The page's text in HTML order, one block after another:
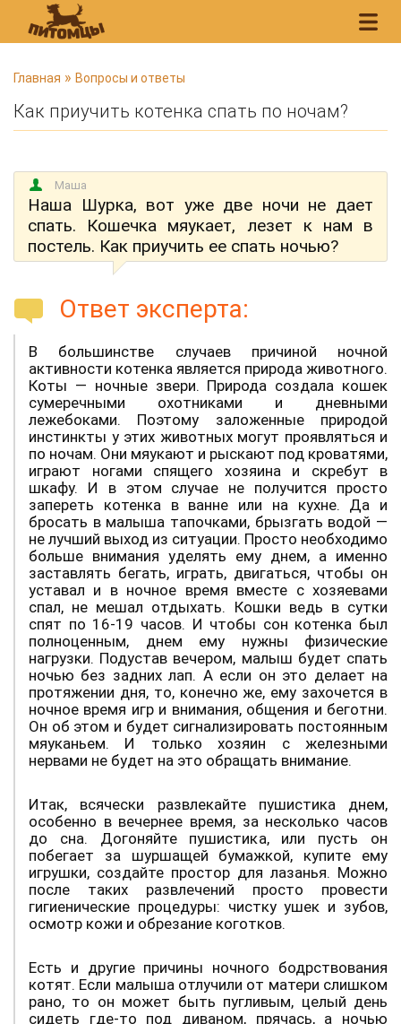
В
ы
з
е
Главная » Вопросы и ответы
Как приучить котенка спать по ночам?
Маша
Наша Шурка, вот уже две ночи не дает
спать. Кошечка мяукает, лезет к нам в
постель. Как приучить ее спать ночью?
Ответ эксперта:
В большинстве случаев причиной ночной
активности котенка является природа животного.
Коты — ночные звери. Природа создала кошек
сумеречными охотниками и дневными
лежебоками. Поэтому заложенные природой
инстинкты у этих животных могут проявляться и
по ночам. Они мяукают и рыскают под кроватями,
играют ногами спящего хозяина и скребут в
шкафу. И в этом случае не получится просто
запереть котенка в ванне или на кухне. Да и
бросать в малыша тапочками, брызгать водой —
не лучший выход из ситуации. Просто необходимо
больше внимания уделять ему днем, а именно
заставлять бегать, играть, двигаться, чтобы он
уставал и в ночное время вместе с хозяевами
спал, не мешал отдыхать. Кошки ведь в сутки
спят по 16-19 часов. И чтобы сон котенка был
полноценным, днем ему нужны физические
нагрузки. Подустав вечером, малыш будет спать
ночью без задних лап. А если он это делает на
протяжении дня, то, конечно же, ему захочется в
ночное время игр и внимания, общения и беготни.
Он об этом и будет сигнализировать постоянным
мяуканьем. И только хозяин с железными
нервами не будет на это обращать внимание.
Итак, всячески развлекайте пушистика днем,
особенно в вечернее время, за несколько часов
до сна. Догоняйте пушистика, или пусть он
побегает за шуршащей бумажкой, купите ему
игрушки, создайте простор для лазанья. Можно
после таких развлечений просто провести
гигиенические процедуры: чистку ушек и зубов,
осмотр кожи и обрезание коготков.
Есть и другие причины ночного бодрствования
котят. Если малыша отлучили от матери слишком
рано, то он может быть пугливым, целый день
сидеть где-то под диваном, прячась, а ночью